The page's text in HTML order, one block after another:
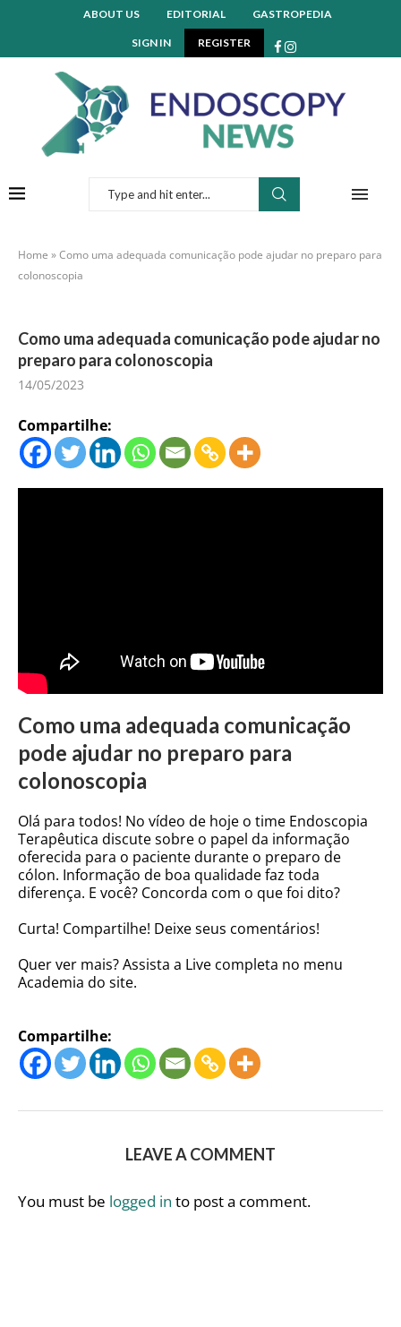
ABOUT US EDITORIAL GASTROPEDIA
SIGN IN REGISTER
Home »Como uma adequada comunicação pode ajudar no preparo para
colonoscopia
Como uma adequada comunicação pode ajudar no
preparo para colonoscopia
14/05/2023
Compartilhe:
Como uma adequada comunicação
pode ajudar no preparo para
colonoscopia
Olá para todos! No vídeo de hoje o time Endoscopia
Terapêutica discute sobre o papel da informação
oferecida para o paciente durante o preparo de
cólon. Informação de boa qualidade faz toda
diferença. E você? Concorda com o que foi dito?
Curta! Compartilhe! Deixe seus comentários!
Quer ver mais? Assista a Live completa no menu
Academia do site.
Compartilhe:
LEAVE A COMMENT
You must be logged in to post a comment.